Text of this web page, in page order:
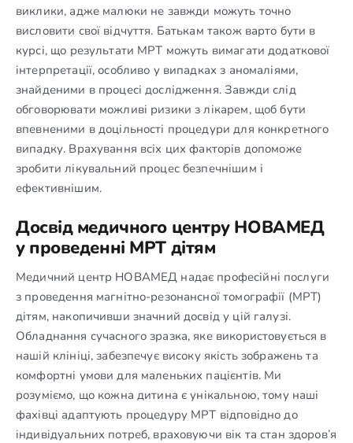
виклики, адже малюки не завжди можуть точно
висловити свої відчуття. Батькам також варто бути в
курсі, що результати МРТ можуть вимагати додаткової
інтерпретації, особливо у випадках з аномаліями,
знайденими в процесі дослідження. Завжди слід
обговорювати можливі ризики з лікарем, щоб бути
впевненими в доцільності процедури для конкретного
випадку. Врахування всіх цих факторів допоможе
зробити лікувальний процес безпечнішим і
ефективнішим.
Досвід медичного центру НОВАМЕД
у проведенні МРТ дітям
Медичний центр НОВАМЕД надає професійні послуги
з проведення магнітно-резонансної томографії (МРТ)
дітям, накопичивши значний досвід у цій галузі.
Обладнання сучасного зразка, яке використовується в
нашій клініці, забезпечує високу якість зображень та
комфортні умови для маленьких пацієнтів. Ми
розуміємо, що кожна дитина є унікальною, тому наші
фахівці адаптують процедуру МРТ відповідно до
індивідуальних потреб, враховуючи вік та стан здоров’я